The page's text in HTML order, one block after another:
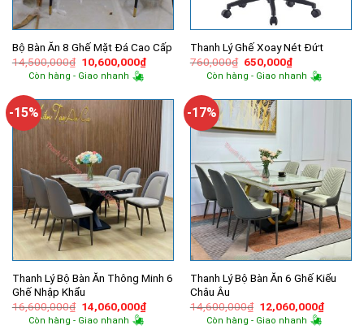
Bộ Bàn Ăn 8 Ghế Mặt Đá Cao Cấp
14,500,000₫ Giá
gốc
là:
10,600,000₫Giá
hiện
10,600,000₫.
Còn hàng - Giao nhanh
Thanh Lý Ghế Xoay Nét Đứt
760,000₫ Giá
gốc
là:
650,000₫Giá
hiện
tại
650,000₫.
Còn hàng - Giao nhanh
-15%
Thanh Lý Bộ Bàn Ăn Thông Minh 6
Ghế Nhập Khẩu
16,600,000₫ Giá
gốc
là:
14,060,000₫Giá
hiện
Còn hàng - Giao nhanh
-17%
Thanh Lý Bộ Bàn Ăn 6 Ghế Kiểu
Châu Âu
14,600,000₫ Giá
gốc
là:
12,060,000₫Giá
hiện
Còn hàng - Giao nhanh